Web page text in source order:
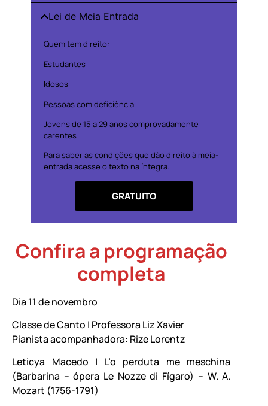
Lei de Meia Entrada
Quem tem direito:
Estudantes
Idosos
Pessoas com deficiência
Jovens de 15 a 29 anos comprovadamente
carentes
Para saber as condições que dão direito à meia-
entrada acesse o texto na íntegra.
GRATUITO
Confira a programação
completa
Dia 11 de novembro
Classe de Canto | Professora Liz Xavier
Pianista acompanhadora: Rize Lorentz
Leticya Macedo | L’o perduta me meschina
(Barbarina – ópera Le Nozze di Fígaro) – W. A.
Mozart (1756-1791)